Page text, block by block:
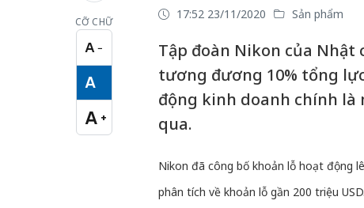
CỠ CHỮ
A −
Cỡ chữ nhỏ
A
Cỡ chữ vừa
A +
Cỡ chữ lớn
17:52 23/11/2020 Sản phẩm
Tập đoàn Nikon của Nhật
tương đương 10% tổng
động kinh doanh chính là
qua.
Nikon đã công bố khoản lỗ hoạt động
phân tích về khoản lỗ gần 200 triệu USD.